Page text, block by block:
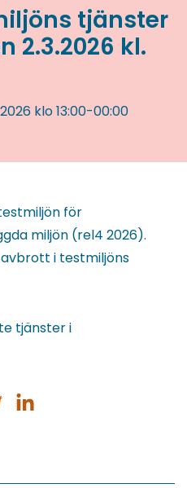
tjänster
2.3.2026 kl.
klo 13:00-00:00
för
miljön (rel4 2026).
i testmiljöns
tjänster i
Dela